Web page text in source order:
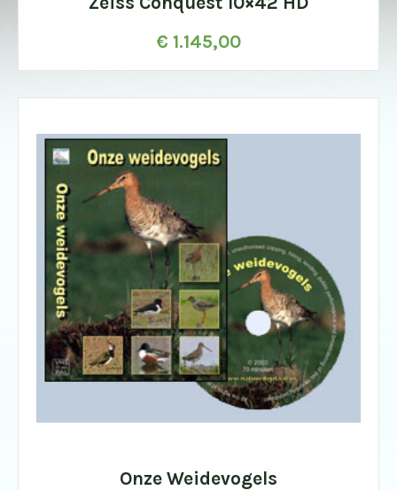
€ 1.145,00
Onze Weidevogels